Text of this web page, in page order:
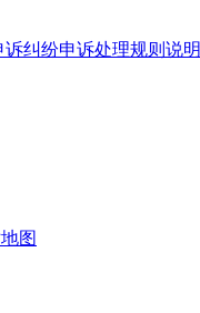
诉纠纷申诉处理规则说明
图